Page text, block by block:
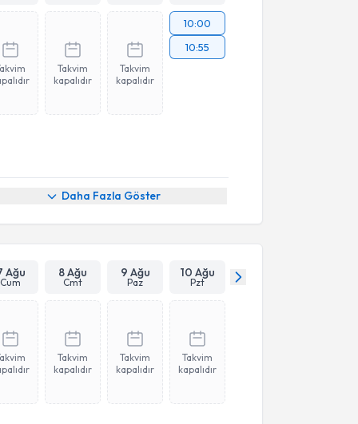
Takvim
kapalıdır
Takvim
kapalıdır
10:00
10:55
Daha Fazla Göster
Ağu
Cum
8 Ağu
Cmt
9 Ağu
Paz
10 Ağu
Pzt
Takvim
kapalıdır
Takvim
kapalıdır
Takvim
kapalıdır